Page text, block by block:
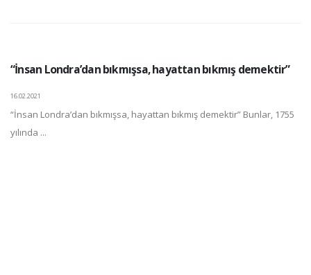
“İnsan Londra’dan bıkmışsa, hayattan bıkmış demektir”
16.02.2021
“İnsan Londra’dan bıkmışsa, hayattan bıkmış demektir” Bunlar, 1755
yılında ...